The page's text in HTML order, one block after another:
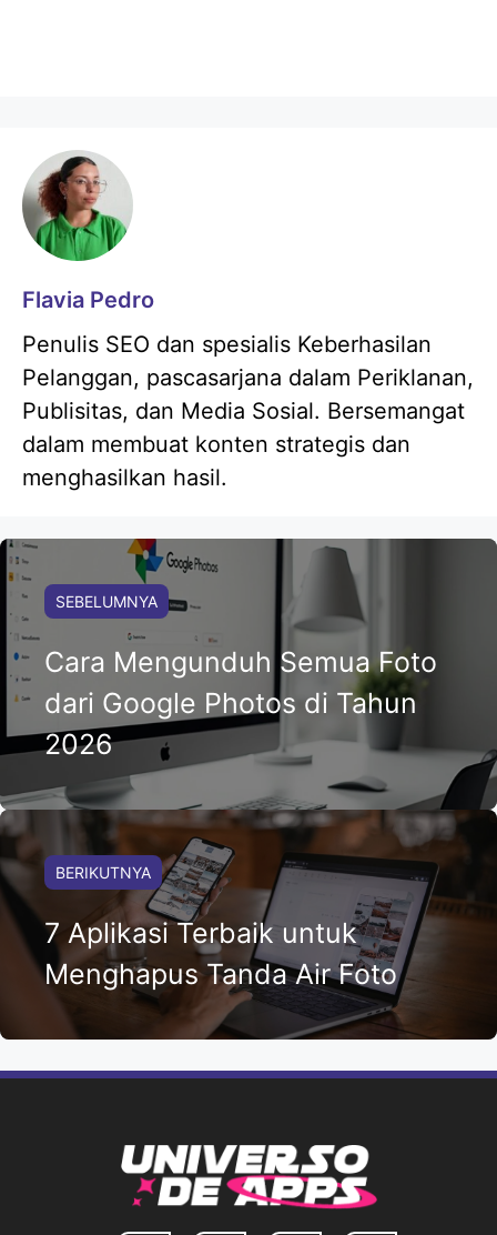
Flavia Pedro
Penulis SEO dan spesialis Keberhasilan
Pelanggan, pascasarjana dalam Periklanan,
Publisitas, dan Media Sosial. Bersemangat
dalam membuat konten strategis dan
menghasilkan hasil.
SEBELUMNYA
Cara Mengunduh Semua Foto
dari Google Photos di Tahun
2026
BERIKUTNYA
7 Aplikasi Terbaik untuk
Menghapus Tanda Air Foto